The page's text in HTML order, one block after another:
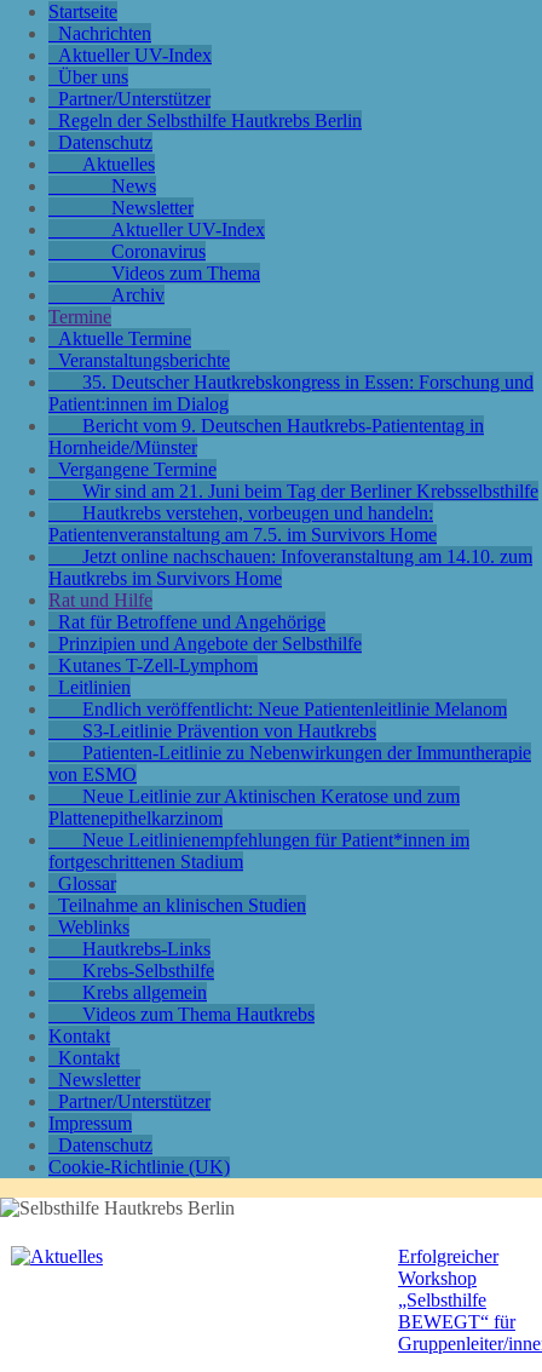
Startseite
Nachrichten
Aktueller UV-Index
Über uns
Partner/Unterstützer
Regeln der Selbsthilfe Hautkrebs Berlin
Datenschutz
Aktuelles
News
Newsletter
Aktueller UV-Index
Coronavirus
Videos zum Thema
Archiv
Termine
Aktuelle Termine
Veranstaltungsberichte
35. Deutscher Hautkrebskongress in Essen: Forschung und
Patient:innen im Dialog
Bericht vom 9. Deutschen Hautkrebs-Patiententag in
Hornheide/Münster
Vergangene Termine
Wir sind am 21. Juni beim Tag der Berliner Krebsselbsthilfe
Hautkrebs verstehen, vorbeugen und handeln:
Patientenveranstaltung am 7.5. im Survivors Home
Jetzt online nachschauen: Infoveranstaltung am 14.10. zum
Hautkrebs im Survivors Home
Rat und Hilfe
Rat für Betroffene und Angehörige
Prinzipien und Angebote der Selbsthilfe
Kutanes T-Zell-Lymphom
Leitlinien
Endlich veröffentlicht: Neue Patientenleitlinie Melanom
S3-Leitlinie Prävention von Hautkrebs
Patienten-Leitlinie zu Nebenwirkungen der Immuntherapie
von ESMO
Neue Leitlinie zur Aktinischen Keratose und zum
Plattenepithelkarzinom
Neue Leitlinienempfehlungen für Patient*innen im
fortgeschrittenen Stadium
Glossar
Teilnahme an klinischen Studien
Weblinks
Hautkrebs-Links
Krebs-Selbsthilfe
Krebs allgemein
Videos zum Thema Hautkrebs
Kontakt
Kontakt
Newsletter
Partner/Unterstützer
Impressum
Datenschutz
Cookie-Richtlinie (UK)
Erfolgreicher
Workshop
„Selbsthilfe
BEWEGT“ für
Gruppenleiter/